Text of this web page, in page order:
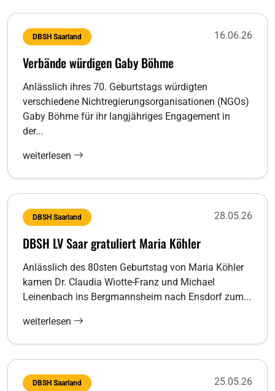
DBSH Saarland 16.06.26
Verbände würdigen Gaby Böhme
Anlässlich ihres 70. Geburtstags würdigten
verschiedene Nichtregierungsorganisationen (NGOs)
Gaby Böhme für ihr langjähriges Engagement in
der...
weiterlesen
DBSH Saarland 28.05.26
DBSH LV Saar gratuliert Maria Köhler
Anlässlich des 80sten Geburtstag von Maria Köhler
kamen Dr. Claudia Wiotte-Franz und Michael
Leinenbach ins Bergmannsheim nach Ensdorf zum...
weiterlesen
DBSH Saarland 25.05.26